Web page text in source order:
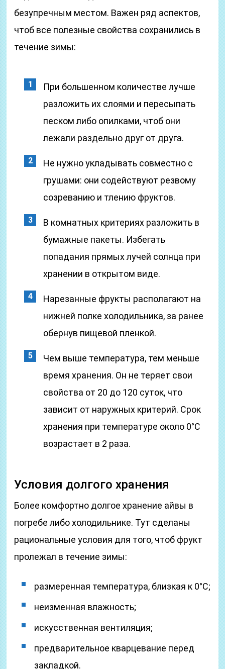
безупречным местом. Важен ряд аспектов,
чтоб все полезные свойства сохранились в
течение зимы:
При большенном количестве лучше
разложить их слоями и пересыпать
песком либо опилками, чтоб они
лежали раздельно друг от друга.
Не нужно укладывать совместно с
грушами: они содействуют резвому
созреванию и тлению фруктов.
В комнатных критериях разложить в
бумажные пакеты. Избегать
попадания прямых лучей солнца при
хранении в открытом виде.
Нарезанные фрукты располагают на
нижней полке холодильника, за ранее
обернув пищевой пленкой.
Чем выше температура, тем меньше
время хранения. Он не теряет свои
свойства от 20 до 120 суток, что
зависит от наружных критерий. Срок
хранения при температуре около 0°С
возрастает в 2 раза.
Условия долгого хранения
Более комфортно долгое хранение айвы в
погребе либо холодильнике. Тут сделаны
рациональные условия для того, чтоб фрукт
пролежал в течение зимы:
размеренная температура, близкая к 0°С;
неизменная влажность;
искусственная вентиляция;
предварительное кварцевание перед
закладкой.